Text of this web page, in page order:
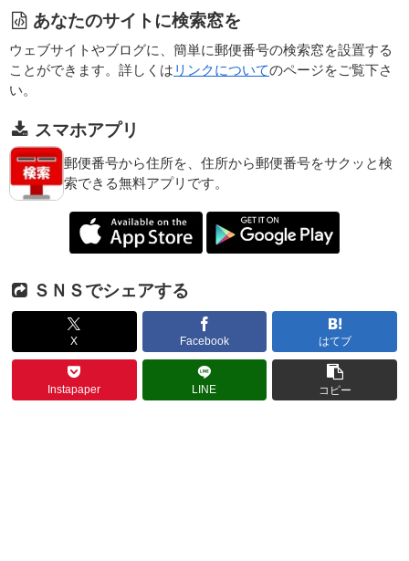
あなたのサイトに検索窓を
ウェブサイトやブログに、簡単に郵便番号の検索窓を設置する
ことができます。詳しくは リンクについてのページをご覧下さ
い。
スマホアプリ
郵便番号から住所を、住所から郵便番号をサクッと検
索できる無料アプリです。
ＳＮＳでシェアする
X Facebook はてブ
Instapaper LINE コピー